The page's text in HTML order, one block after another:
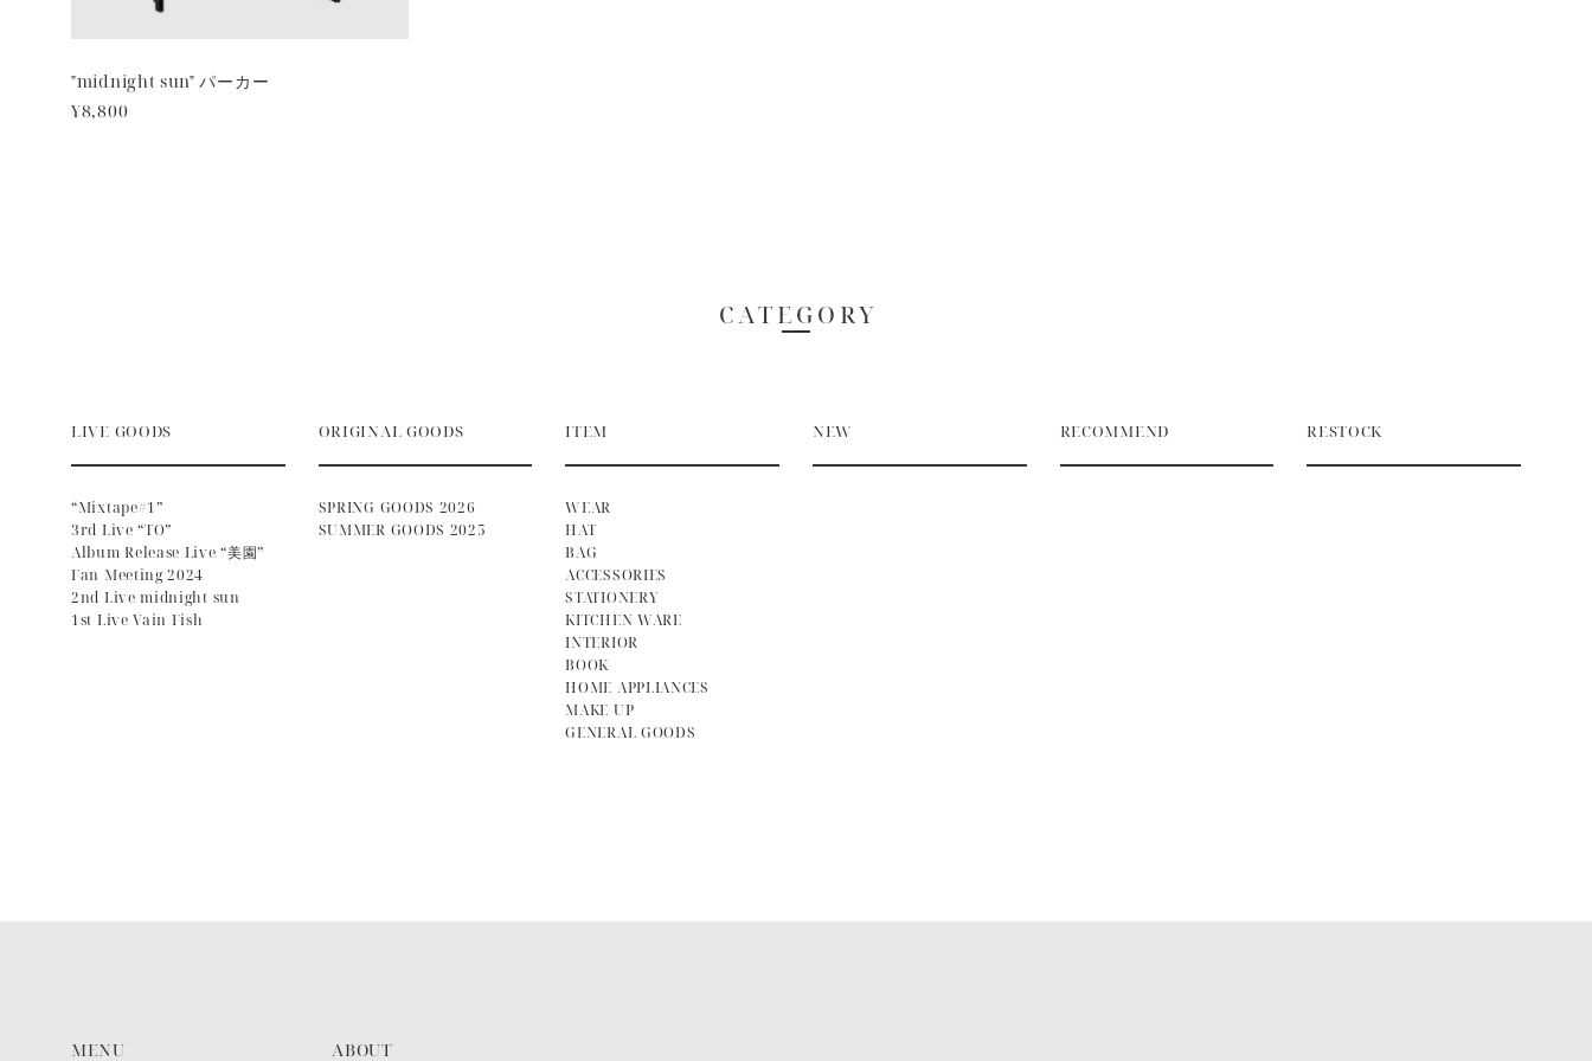
"midnight sun" パーカー
¥8,800
CATEGORY
LIVE GOODS
“Mixtape#1”
3rd Live “TO”
Album Release Live “美園”
Fan Meeting 2024
2nd Live midnight sun
1st Live Vain Fish
ORIGINAL GOODS
SPRING GOODS 2026
SUMMER GOODS 2025
ITEM
WEAR
HAT
BAG
ACCESSORIES
STATIONERY
KITCHEN WARE
INTERIOR
BOOK
HOME APPLIANCES
MAKE UP
GENERAL GOODS
NEW RECOMMEND RESTOCK
ABOUT
MENU